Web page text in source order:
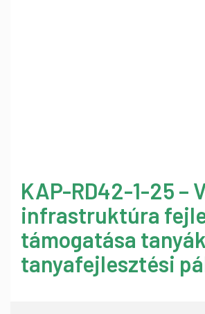
KAP-RD42-1-25 –
infrastruktúra
támogatása
tanyafejlesztési